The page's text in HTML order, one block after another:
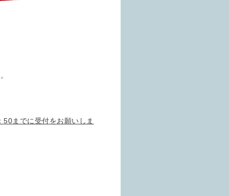
50までに受付をお願いしま